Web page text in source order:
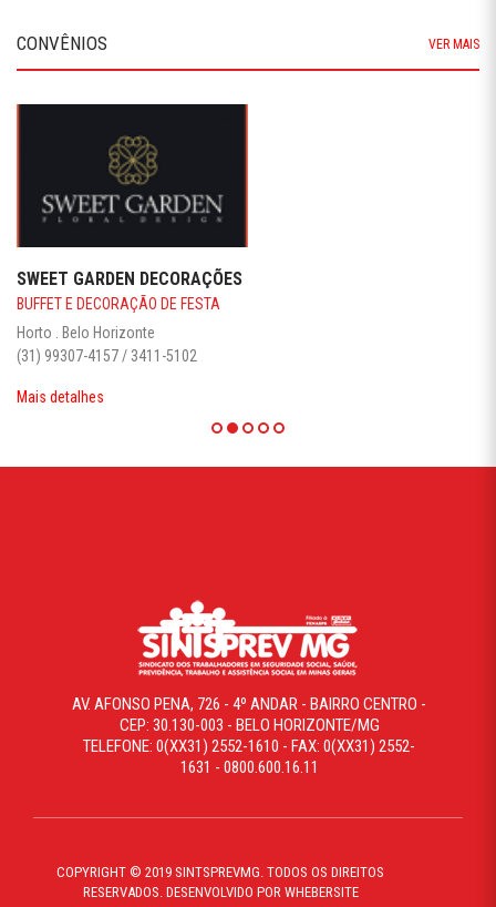
CONVÊNIOS VER MAIS
SWEET GARDEN DECORAÇÕES
BUFFET E DECORAÇÃO DE FESTA
Horto . Belo Horizonte
(31) 99307-4157 / 3411-5102
Mais detalhes
AV. AFONSO PENA, 726 - 4º ANDAR - BAIRRO CENTRO -
CEP: 30.130-003 - BELO HORIZONTE/MG
TELEFONE: 0(XX31) 2552-1610 - FAX: 0(XX31) 2552-
1631 - 0800.600.16.11
COPYRIGHT © 2019 SINTSPREVMG. TODOS OS DIREITOS
RESERVADOS. DESENVOLVIDO POR WHEBERSITE